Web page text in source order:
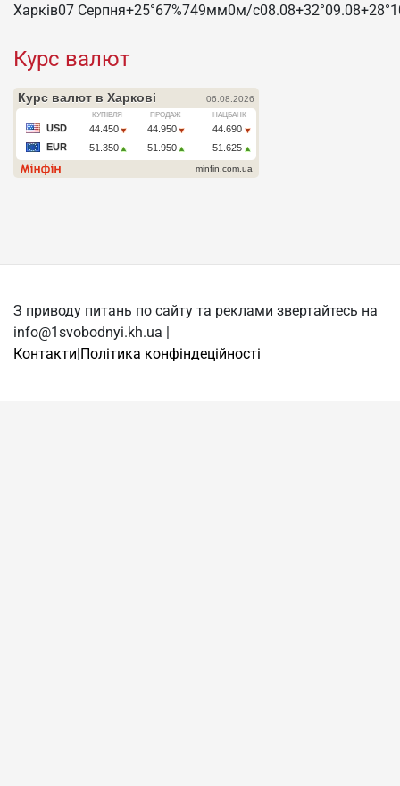
Харків07 Серпня+25°67%749мм0м/c08.08+32°09.08+28°
Курс валют
З приводу питань по сайту та реклами звертайтесь на
info@1svobodnyi.kh.ua |
Контакти|Політика конфіндеційності